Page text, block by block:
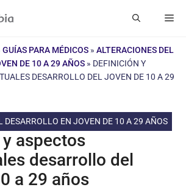
GUÍAS PARA MÉDICOS » ALTERACIONES DEL
DE 10 A 29 AÑOS » DEFINICIÓN Y
DESARROLLO DEL JOVEN DE 10 A 29
DESARROLLO EN JOVEN DE 10 A 29 AÑOS
aspectos
desarrollo del
a 29 años